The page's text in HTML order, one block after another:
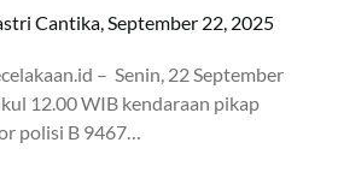
Cantika,September 22, 2025
– Senin, 22 September
12.00 WIB kendaraan pikap
polisi B 9467…